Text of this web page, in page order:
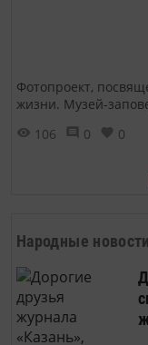
Фотопроект,
жизни. Музей-
106
0 0
Народные новости